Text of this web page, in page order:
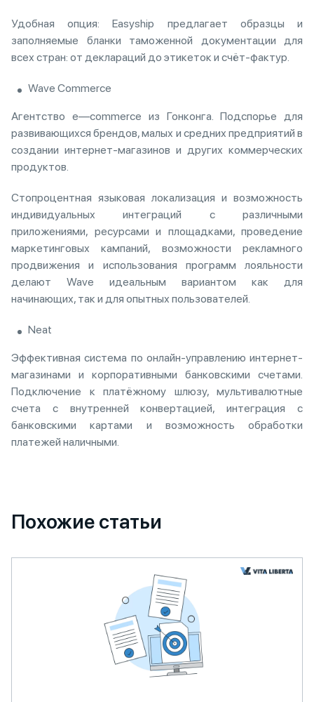
Удобная опция: Easyship предлагает образцы и
заполняемые бланки таможенной документации для
всех стран: от деклараций до этикеток и счёт-фактур.
Wave Commerce
Агентство e—commerce из Гонконга. Подспорье для
развивающихся брендов, малых и средних предприятий в
создании интернет-магазинов и других коммерческих
продуктов.
Стопроцентная языковая локализация и возможность
индивидуальных интеграций с различными
приложениями, ресурсами и площадками, проведение
маркетинговых кампаний, возможности рекламного
продвижения и использования программ лояльности
делают Wave идеальным вариантом как для
начинающих, так и для опытных пользователей.
‍Neat
Эффективная система по онлайн-управлению интернет-
магазинами и корпоративными банковскими счетами.
Подключение к платёжному шлюзу, мультивалютные
счета с внутренней конвертацией, интеграция с
банковскими картами и возможность обработки
платежей наличными.
Похожие статьи